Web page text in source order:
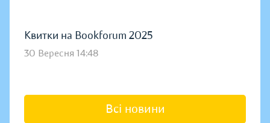
Квитки на Bookforum 2025
30 Вересня 14:48
Всі новини